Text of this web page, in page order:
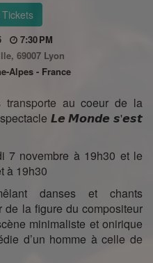
7:30 PM
69007 Lyon
Alpes - France
au coeur de la
spectacle 𝙇𝙚 𝙈𝙤𝙣𝙙𝙚 𝙨'𝙚𝙨𝙩
7 novembre à 19h30 et le
à 19h30
danses et chants
de la figure du compositeur
minimaliste et onirique
d’un homme à celle de